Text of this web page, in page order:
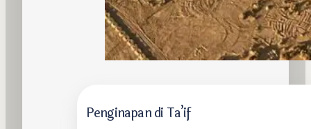
Penginapan di Ta’if